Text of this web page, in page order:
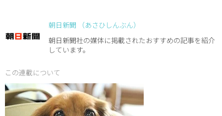
朝日新聞 （あさひしんぶん）
朝日新聞社の媒体に掲載されたおすすめの記事を紹介
しています。
この連載について